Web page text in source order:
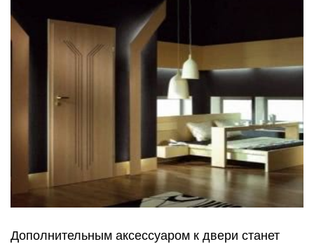
Дополнительным аксессуаром к двери станет